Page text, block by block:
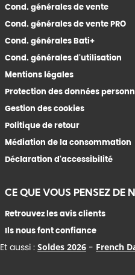
Cond. générales de vente
Cond. générales de vente PRO
Cond. générales Bati+
Cond. générales d'utilisation
Mentions légales
Protection des données
Gestion des cookies
Politique de retour
Médiation de la consommation
Déclaration d'accessibilité
CE QUE VOUS PENSEZ DE
Retrouvez les avis clients
Ils nous font confiance
Et aussi : Soldes 2026 - French